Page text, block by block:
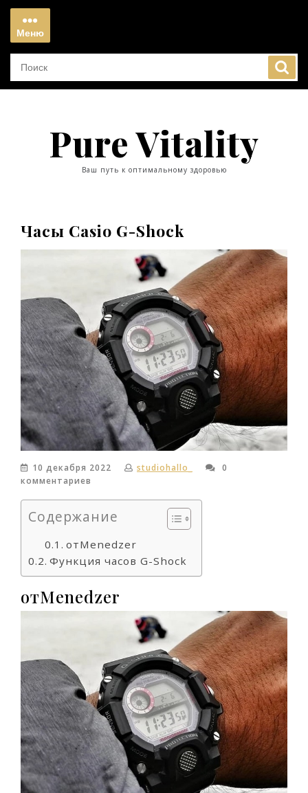
Перейти
содержимому
Меню
Меню
Pure Vitality
Ваш путь к оптимальному здоровью
Часы Casio G-Shock
10 декабря 2022 studiohallo_
0
комментариев
Содержание
отMenedzer
Функция часов G-Shock
отMenedzer